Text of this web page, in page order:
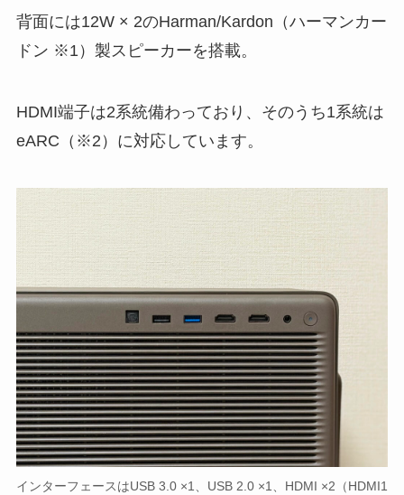
背面には12W × 2のHarman/Kardon（ハーマンカー
ドン ※1）製スピーカーを搭載。
HDMI端子は2系統備わっており、そのうち1系統は
eARC（※2）に対応しています。
インターフェースはUSB 3.0 ×1、USB 2.0 ×1、HDMI ×2（HDMI1